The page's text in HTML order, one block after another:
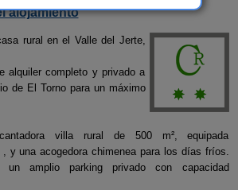
alojamiento
rural en el Valle del Jerte,
alquiler completo y privado a
de El Torno para un máximo
villa rural de 500 m², equipada
y una acogedora chimenea para los días fríos.
un amplio parking privado con capacidad